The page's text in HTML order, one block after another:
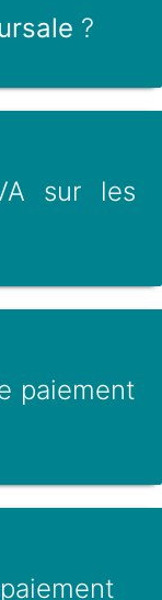
?
sur les
paiement